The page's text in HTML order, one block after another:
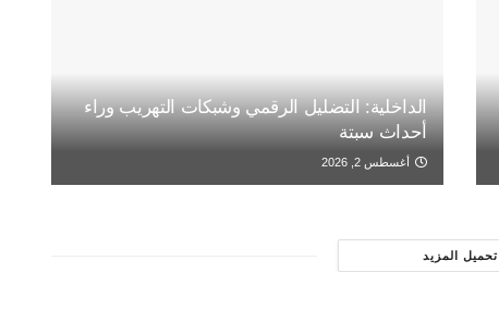
الداخلية: التضليل الرقمي وشبكات التهريب وراء
أحداث سبتة
أغسطس 2, 2026
تحميل المزيد